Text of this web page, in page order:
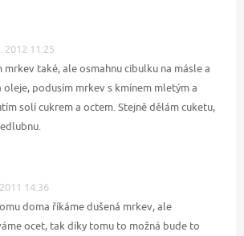
2012 11:25
mrkev také, ale osmahnu cibulku na másle a
oleje, podusím mrkev s kmínem mletým a
solí cukrem a octem. Stejně dělám cuketu,
14:36
doma říkáme dušená mrkev, ale
ocet, tak díky tomu to možná bude to